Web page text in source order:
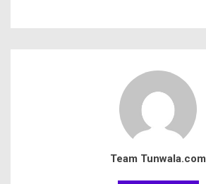
Team Tunwala.com